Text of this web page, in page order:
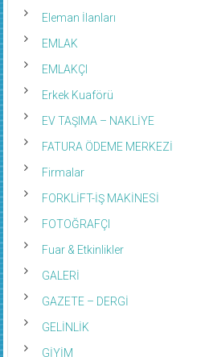
Eleman İlanları
EMLAK
EMLAKÇI
Erkek Kuaförü
EV TAŞIMA – NAKLİYE
FATURA ÖDEME MERKEZİ
Firmalar
FORKLİFT-İŞ MAKİNESİ
FOTOĞRAFÇI
Fuar & Etkinlikler
GALERİ
GAZETE – DERGİ
GELİNLİK
GİYİM